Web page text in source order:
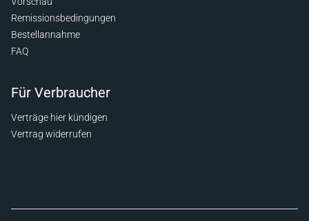
Remissionsbedingungen
Bestellannahme
FAQ
Für Verbraucher
Verträge hier kündigen
Vertrag widerrufen